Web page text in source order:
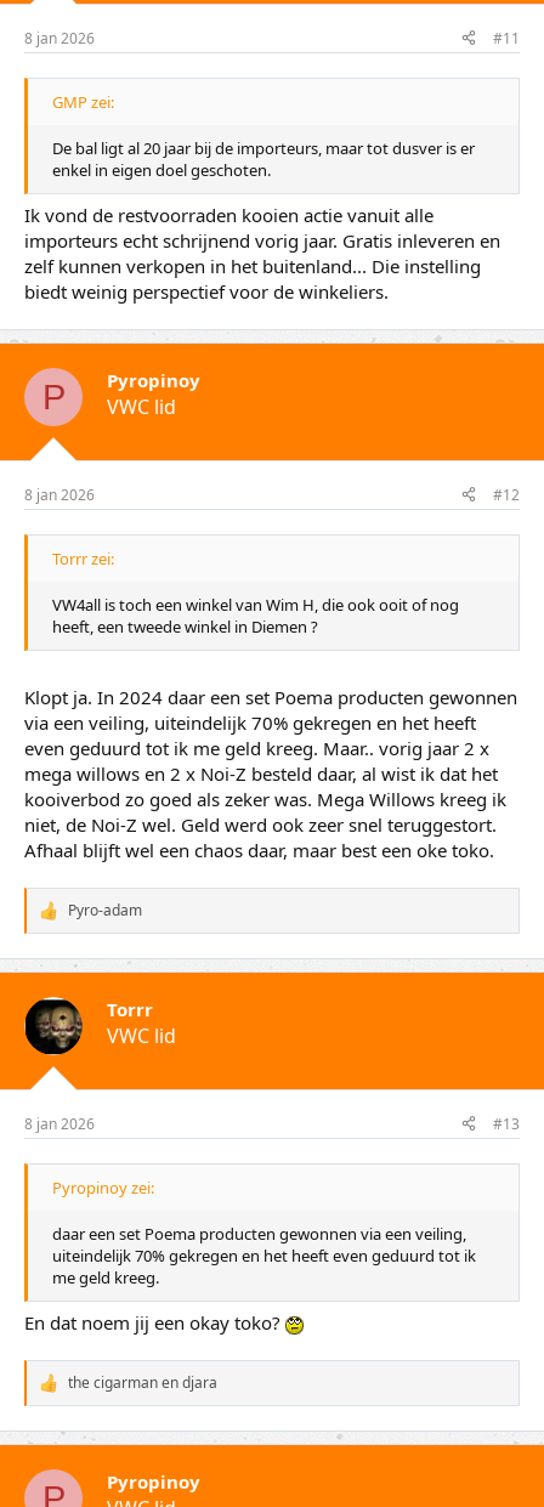
e
n
8 jan 2026 #11
GMP zei:
De bal ligt al 20 jaar bij de importeurs, maar tot dusver is er
enkel in eigen doel geschoten.
Ik vond de restvoorraden kooien actie vanuit alle
importeurs echt schrijnend vorig jaar. Gratis inleveren en
zelf kunnen verkopen in het buitenland... Die instelling
biedt weinig perspectief voor de winkeliers.
P Pyropinoy
VWC lid
8 jan 2026 #12
Torrr zei:
VW4all is toch een winkel van Wim H, die ook ooit of nog
heeft, een tweede winkel in Diemen ?
Klopt ja. In 2024 daar een set Poema producten gewonnen
via een veiling, uiteindelijk 70% gekregen en het heeft
even geduurd tot ik me geld kreeg. Maar.. vorig jaar 2 x
mega willows en 2 x Noi-Z besteld daar, al wist ik dat het
kooiverbod zo goed als zeker was. Mega Willows kreeg ik
niet, de Noi-Z wel. Geld werd ook zeer snel teruggestort.
Afhaal blijft wel een chaos daar, maar best een oke toko.
W
a
a
r
d
e
r
i
n
e
n
Pyro-adam
Torrr
VWC lid
8 jan 2026 #13
Pyropinoy zei:
daar een set Poema producten gewonnen via een veiling,
uiteindelijk 70% gekregen en het heeft even geduurd tot ik
me geld kreeg.
En dat noem jij een okay toko?
W
a
a
r
d
e
the cigarmanendjara
P Pyropinoy